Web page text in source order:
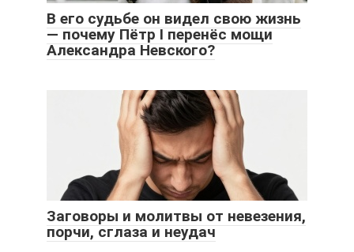
В его судьбе он видел свою жизнь
— почему Пётр I перенёс мощи
Александра Невского?
Заговоры и молитвы от невезения,
порчи, сглаза и неудач